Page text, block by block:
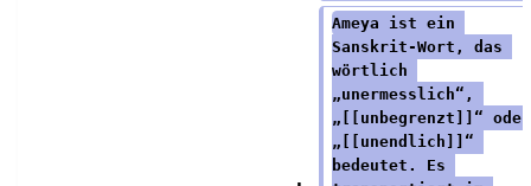
e
Ameya ist ein
Sanskrit-Wort, das
wörtlich
„unermesslich“,
„[[unbegrenzt]]“
„[[unendlich]]“
bedeutet. Es